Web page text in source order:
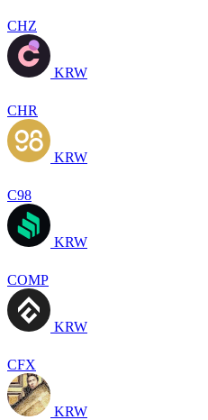
CHZ
KRW
CHR
KRW
C98
KRW
COMP
KRW
CFX
KRW